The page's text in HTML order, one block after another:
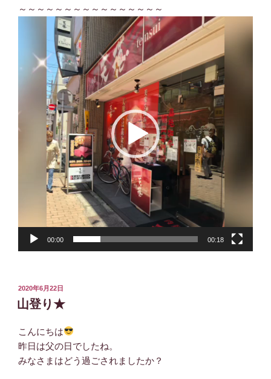
～～～～～～～～～～～～～～～～
00:00 00:18
投
稿
日:
2020年6月22日
山登り★
こんにちは
昨日は父の日でしたね。
みなさまはどう過ごされましたか？